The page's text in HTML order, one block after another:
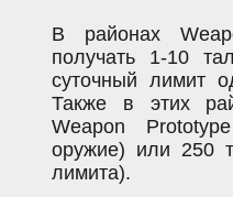
В районах
получать 1-10
суточный лимит
Также в этих
Weapon
оружие) или 250
лимита).